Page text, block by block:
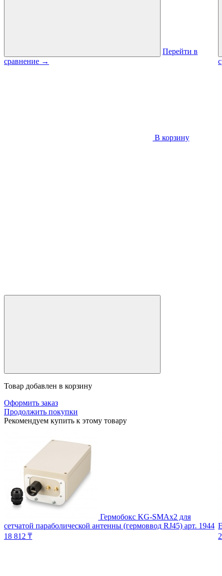
Перейти в
сравнение →
В корзину
Товар добавлен в корзину
Оформить заказ
Продолжить покупки
Рекомендуем купить к этому товару
Гермобокс KG-SMAx2 для
сетчатой параболической антенны (гермоввод RJ45) арт. 1944
18 812 ₸